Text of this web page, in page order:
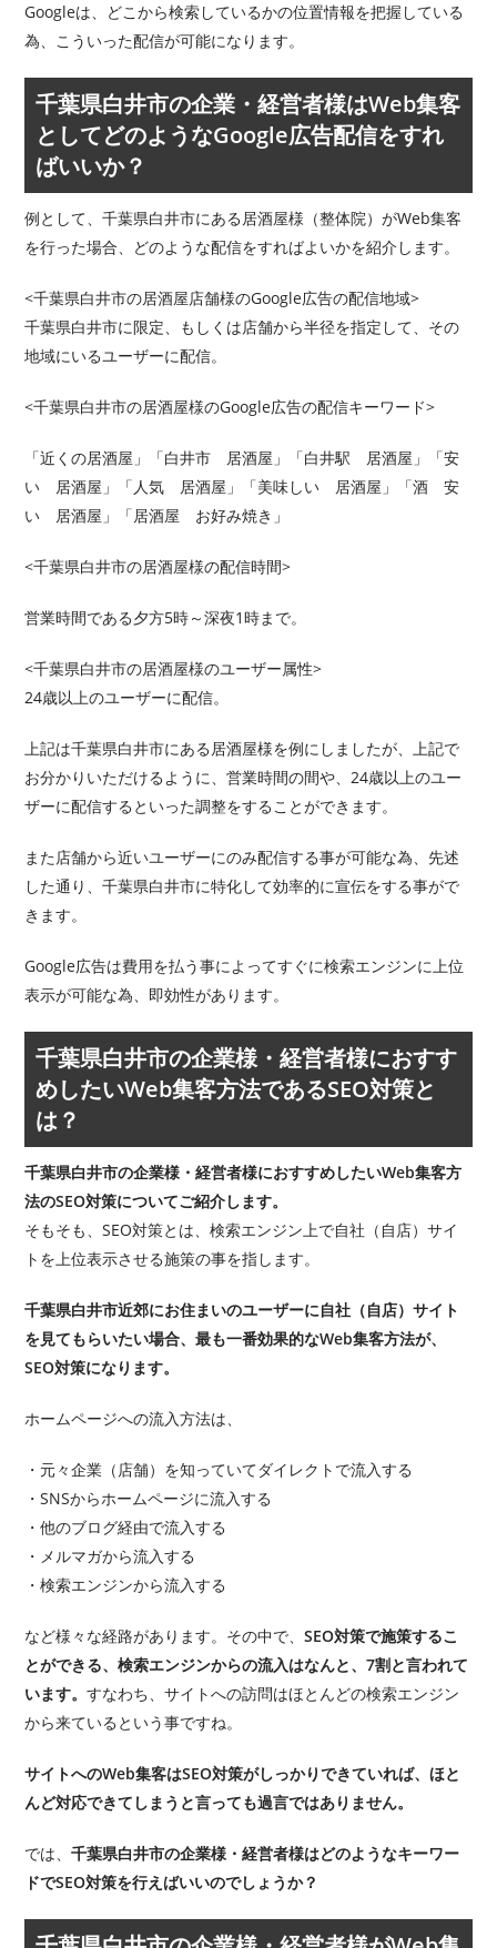
Googleは、どこから検索しているかの位置情報を把握している
為、こういった配信が可能になります。
千葉県白井市の企業・経営者様はWeb集客
としてどのようなGoogle広告配信をすれ
ばいいか？
例として、千葉県白井市にある居酒屋様（整体院）がWeb集客
を行った場合、どのような配信をすればよいかを紹介します。
<千葉県白井市の居酒屋店舗様のGoogle広告の配信地域>
千葉県白井市に限定、もしくは店舗から半径を指定して、その
地域にいるユーザーに配信。
<千葉県白井市の居酒屋様のGoogle広告の配信キーワード>
「近くの居酒屋」「白井市 居酒屋」「白井駅 居酒屋」「安
い 居酒屋」「人気 居酒屋」「美味しい 居酒屋」「酒 安
い 居酒屋」「居酒屋 お好み焼き」
<千葉県白井市の居酒屋様の配信時間>
営業時間である夕方5時～深夜1時まで。
<千葉県白井市の居酒屋様のユーザー属性>
24歳以上のユーザーに配信。
上記は千葉県白井市にある居酒屋様を例にしましたが、上記で
お分かりいただけるように、営業時間の間や、24歳以上のユー
ザーに配信するといった調整をすることができます。
また店舗から近いユーザーにのみ配信する事が可能な為、先述
した通り、千葉県白井市に特化して効率的に宣伝をする事がで
きます。
Google広告は費用を払う事によってすぐに検索エンジンに上位
表示が可能な為、即効性があります。
千葉県白井市の企業様・経営者様におすす
めしたいWeb集客方法であるSEO対策と
は？
千葉県白井市の企業様・経営者様におすすめしたいWeb集客方
法のSEO対策についてご紹介します。
そもそも、SEO対策とは、検索エンジン上で自社（自店）サイ
トを上位表示させる施策の事を指します。
千葉県白井市近郊にお住まいのユーザーに自社（自店）サイト
を見てもらいたい場合、最も一番効果的なWeb集客方法が、
SEO対策になります。
ホームページへの流入方法は、
・元々企業（店舗）を知っていてダイレクトで流入する
・SNSからホームページに流入する
・他のブログ経由で流入する
・メルマガから流入する
・検索エンジンから流入する
など様々な経路があります。その中で、SEO対策で施策するこ
とができる、検索エンジンからの流入はなんと、7割と言われて
います。すなわち、サイトへの訪問はほとんどの検索エンジン
から来ているという事ですね。
サイトへのWeb集客はSEO対策がしっかりできていれば、ほと
んど対応できてしまうと言っても過言ではありません。
では、千葉県白井市の企業様・経営者様はどのようなキーワー
ドでSEO対策を行えばいいのでしょうか？